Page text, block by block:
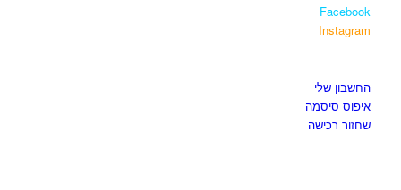
Facebook
Instagram
החשבון שלי
איפוס סיסמה
שחזור רכישה